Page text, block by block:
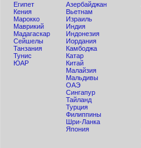
Египет
Кения
Мaрокко
Маврикий
Мадагаскар
Сейшелы
Танзания
Тунис
ЮАР
Азербайджан
Вьетнам
Израиль
Индия
Индонезия
Иордания
Камбоджа
Катар
Китай
Малайзия
Мальдивы
ОАЭ
Сингапур
Тайланд
Турция
Филиппины
Шри-Ланка
Япония